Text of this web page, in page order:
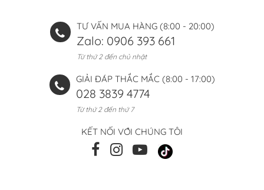
TƯ VẤN MUA HÀNG (8:00 - 20:00)
Zalo: 0906 393 661
Từ thứ 2 đến chủ nhật
GIẢI ĐÁP THẮC MẮC (8:00 - 17:00)
028 3839 4774
Từ thứ 2 đến thứ 7
KẾT NỐI VỚI CHÚNG TÔI